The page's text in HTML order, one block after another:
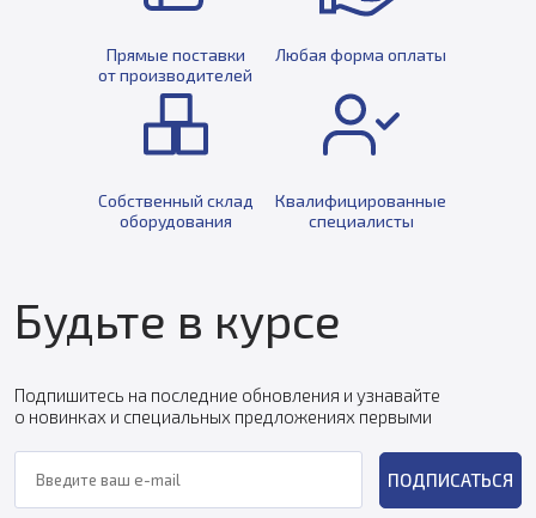
Прямые поставки
от производителей
Любая форма оплаты
Собственный склад
оборудования
Квалифицированные
специалисты
Будьте в курсе
Подпишитесь на последние обновления и узнавайте
о новинках и специальных предложениях первыми
ПОДПИСАТЬСЯ